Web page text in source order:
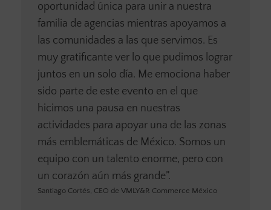
oportunidad única para unir a nuestra
familia de agencias mientras apoyamos a
las comunidades a las que servimos. Es
muy gratificante ver lo que pudimos lograr
juntos en un solo día. Me emociona haber
sido parte de este evento en el que
hicimos una pausa en nuestras
actividades para apoyar una de las zonas
más emblemáticas de México. Somos un
equipo con un talento enorme, pero con
un corazón aún más grande”.
Santiago Cortés, CEO de VMLY&R Commerce México